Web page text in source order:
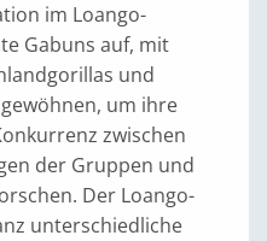
im Loango-
Gabuns auf, mit
und
um ihre
zwischen
der Gruppen und
Der Loango-
unterschiedliche